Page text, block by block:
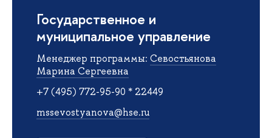
Государственное и
муниципальное управление
Менеджер программы: Севостьянова
Марина Сергеевна
+7 (495) 772-95-90 * 22449
mssevostyanova@hse.ru